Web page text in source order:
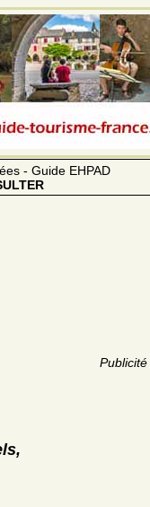
- Guide EHPAD
Publicité